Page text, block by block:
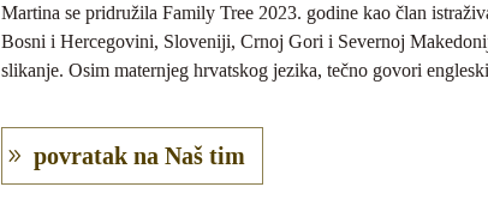
Martina se pridružila Family Tree 2023. godine kao član
Bosni i Hercegovini, Sloveniji, Crnoj Gori i Severnoj
slikanje. Osim maternjeg hrvatskog jezika, tečno govori
povratak na Naš tim